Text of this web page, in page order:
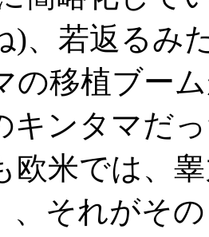
)、若返るみ
の移植ブー
キンタマだ
米では、
、それがそ